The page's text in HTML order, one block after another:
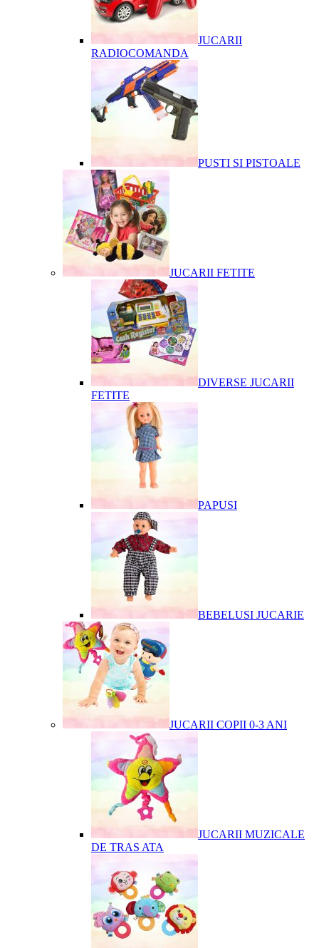
JUCARII
RADIOCOMANDA
PUSTI SI PISTOALE
JUCARII FETITE
DIVERSE JUCARII
FETITE
PAPUSI
BEBELUSI JUCARIE
JUCARII COPII 0-3 ANI
JUCARII MUZICALE
DE TRAS ATA